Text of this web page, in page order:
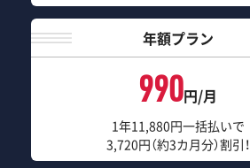
年額プラン
990円/月
1年11,880円一括払いで
3,720円（約3カ月分）割引！